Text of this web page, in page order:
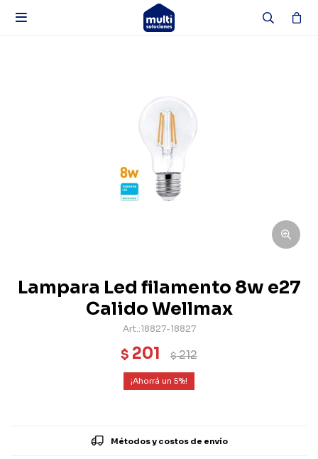

Lampara Led filamento 8w e27
Calido Wellmax
18827-18827
$ 201 $212
5
Métodos y costos de envío